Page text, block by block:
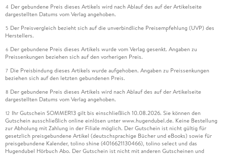
4 Der gebundene Preis dieses Artikels wird nach Ablauf des auf der Artikelseite
dargestellten Datums vom Verlag angehoben.
5 Der Preisvergleich bezieht sich auf die unverbindliche Preisempfehlung (UVP) des
Herstellers.
6 Der gebundene Preis dieses Artikels wurde vom Verlag gesenkt. Angaben zu
Preissenkungen beziehen sich auf den vorherigen Preis.
7 Die Preisbindung dieses Artikels wurde aufgehoben. Angaben zu Preissenkungen
beziehen sich auf den letzten gebundenen Preis.
8 Der gebundene Preis dieses Artikels wird nach Ablauf des auf der Artikelseite
dargestellten Datums vom Verlag angehoben.
12 Ihr Gutschein SOMMER13 gilt bis einschließlich 10.08.2026. Sie können den
Gutschein ausschließlich online einlösen unter www.hugendubel.de. Keine Bestellung
zur Abholung mit Zahlung in der Filiale möglich. Der Gutschein ist nicht gültig für
gesetzlich preisgebundene Artikel (deutschsprachige Bücher und eBooks) sowie für
preisgebundene Kalender, tolino shine (4016621130466), tolino select und das
Hugendubel Hörbuch Abo. Der Gutschein ist nicht mit anderen Gutscheinen und